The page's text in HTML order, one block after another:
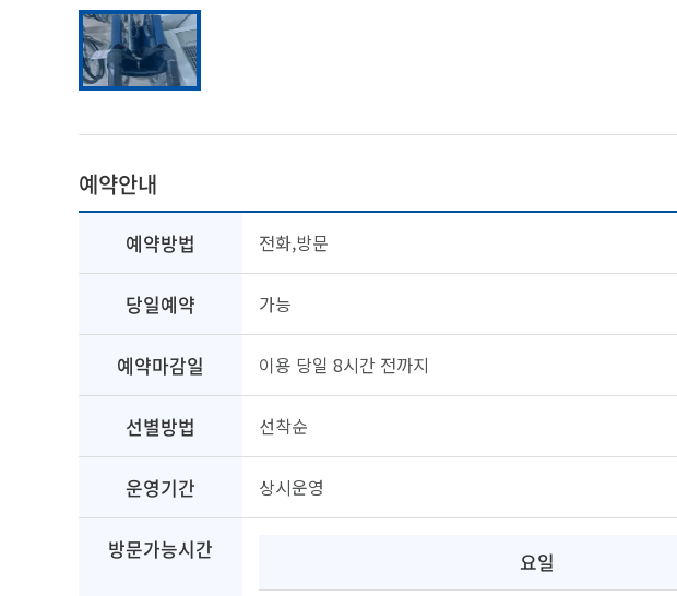
예약안내
예약방법 전화,방문
당일예약 가능
예약마감일 이용 당일 8시간 전까지
선별방법 선착순
운영기간 상시운영
방문가능시간 요일